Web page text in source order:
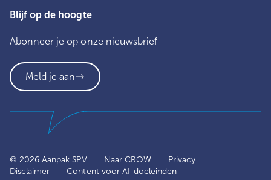
Blijf op de hoogte
Abonneer je op onze nieuwsbrief
Meld je aan
© 2026 Aanpak SPV Naar CROW
Privacy
Disclaimer
Content voor AI-doeleinden